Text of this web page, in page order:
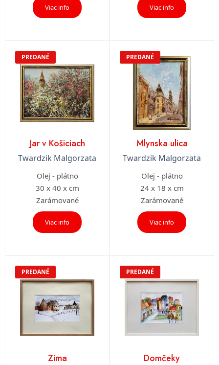
Viac info Viac info
PREDANÉ
Jar v Košiciach
Twardzik Malgorzata
Olej - plátno
30 x 40 x cm
Zarámované
Viac info
PREDANÉ
Mlynska ulica
Twardzik Malgorzata
Olej - plátno
24 x 18 x cm
Zarámované
Viac info
PREDANÉ
Zima
PREDANÉ
Domčeky